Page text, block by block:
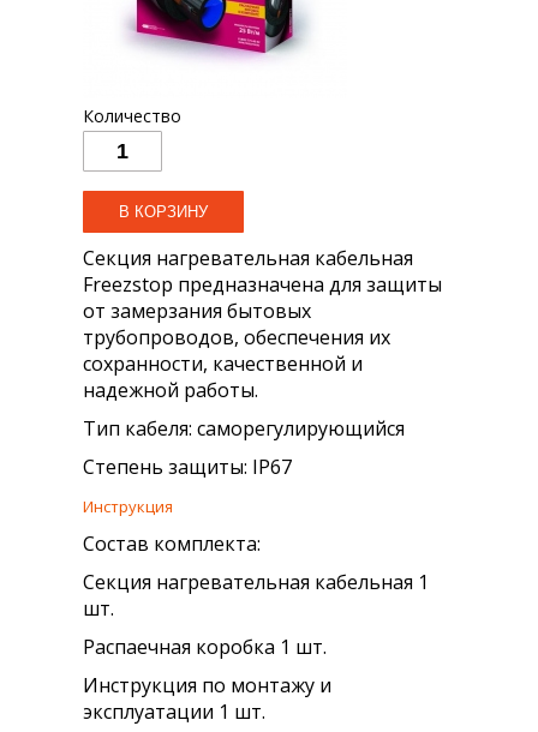
Количество
Секция нагревательная кабельная
Freezstop предназначена для защиты
от замерзания бытовых
трубопроводов, обеспечения их
сохранности, качественной и
надежной работы.
Тип кабеля: саморегулирующийся
Степень защиты: IP67
Инструкция
Состав комплекта:
Секция нагревательная кабельная 1
шт.
Распаечная коробка 1 шт.
Инструкция по монтажу и
эксплуатации 1 шт.